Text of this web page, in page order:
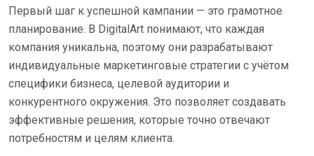
Первый шаг к успешной кампании — это грамотное
планирование. В DigitalArt понимают, что каждая
компания уникальна, поэтому они разрабатывают
индивидуальные маркетинговые стратегии с учётом
специфики бизнеса, целевой аудитории и
конкурентного окружения. Это позволяет создавать
эффективные решения, которые точно отвечают
потребностям и целям клиента.